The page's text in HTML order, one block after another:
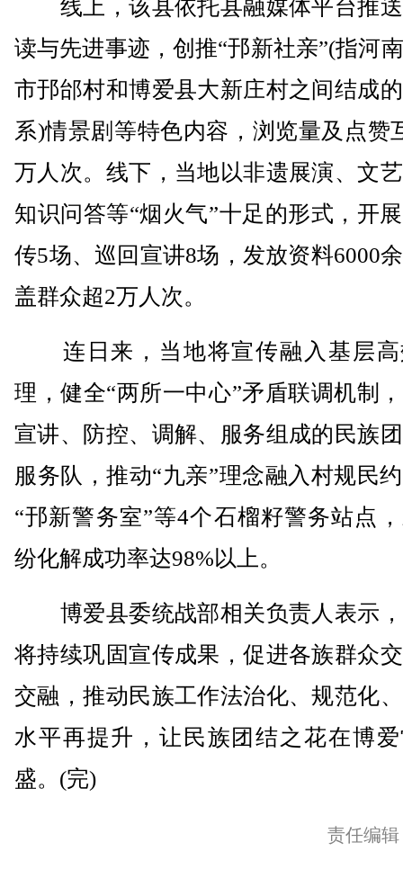
线上，该县依托县融媒体平台推
读与先进事迹，创推“邘新社亲”(指河
市邘邰村和博爱县大新庄村之间结成
系)情景剧等特色内容，浏览量及点赞
万人次。线下，当地以非遗展演、文
知识问答等“烟火气”十足的形式，开
传5场、巡回宣讲8场，发放资料6000
盖群众超2万人次。
连日来，当地将宣传融入基层高
理，健全“两所一中心”矛盾联调机制
宣讲、防控、调解、服务组成的民族
服务队，推动“九亲”理念融入村规民
“邘新警务室”等4个石榴籽警务站点
纷化解成功率达98%以上。
博爱县委统战部相关负责人表示
将持续巩固宣传成果，促进各族群众
交融，推动民族工作法治化、规范化
水平再提升，让民族团结之花在博
盛。(完)
责任编